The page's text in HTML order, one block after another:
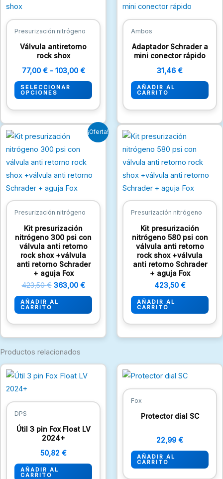
Presurización nitrógeno
Válvula antiretorno
rock shox
77,00 € - 103,00 €
77,00 €
hasta
SELECCIONAR
OPCIONES
múltiples
elegir
la
página
Ambos
Adaptador Schrader a
mini conector rápido
31,46 €
AÑADIR AL
CARRITO
¡Oferta!
Presurización nitrógeno
Kit presurización
nitrógeno 300 psi con
válvula anti retorno
rock shox +válvula
anti retorno Schrader
+ aguja Fox
423,50€
precio
original
era:
423,50 €.
363,00 €
El
precio
363,00 €.
AÑADIR AL
CARRITO
Presurización nitrógeno
Kit presurización
nitrógeno 580 psi con
válvula anti retorno
rock shox +válvula
anti retorno Schrader
+ aguja Fox
423,50 €
AÑADIR AL
CARRITO
Productos relacionados
DPS
Útil 3 pin Fox Float LV
2024+
50,82 €
AÑADIR AL
CARRITO
Fox
Protector dial SC
22,99 €
AÑADIR AL
CARRITO